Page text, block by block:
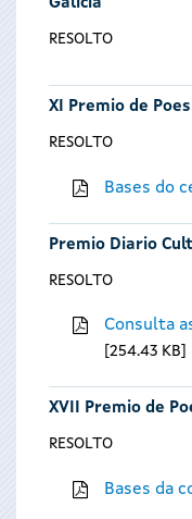
Galicia
RESOLTO
XI Premio de
RESOLTO
Bases do
Premio Diario
RESOLTO
Consulta
254.43 KB
XVII Premio de
RESOLTO
Bases da